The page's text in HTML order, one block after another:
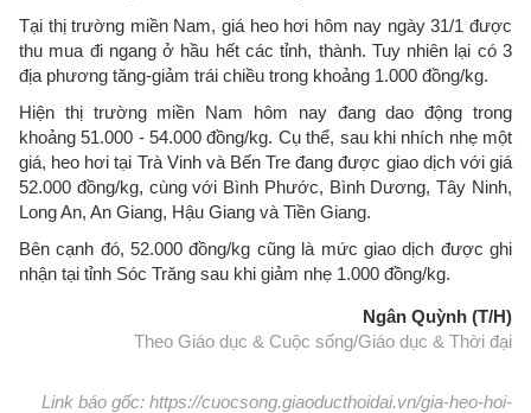
Tại thị trường miền Nam, giá heo hơi hôm nay ngày 31/1 được
thu mua đi ngang ở hầu hết các tỉnh, thành. Tuy nhiên lại có 3
địa phương tăng-giảm trái chiều trong khoảng 1.000 đồng/kg.
Hiện thị trường miền Nam hôm nay đang dao động trong
khoảng 51.000 - 54.000 đồng/kg. Cụ thể, sau khi nhích nhẹ một
giá, heo hơi tại Trà Vinh và Bến Tre đang được giao dịch với giá
52.000 đồng/kg, cùng với Bình Phước, Bình Dương, Tây Ninh,
Long An, An Giang, Hậu Giang và Tiền Giang.
Bên cạnh đó, 52.000 đồng/kg cũng là mức giao dịch được ghi
nhận tại tỉnh Sóc Trăng sau khi giảm nhẹ 1.000 đồng/kg.
Ngân Quỳnh (T/H)
Theo Giáo dục & Cuộc sống/Giáo dục & Thời đại
Link báo gốc: https://cuocsong.giaoducthoidai.vn/gia-heo-hoi-